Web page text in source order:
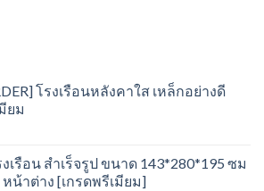
โรงเรือนหลังคาใส เหล็กอย่างดี
ยม
เรือน สำเร็จรูป ขนาด 143*280*195 ซม
หน้าต่าง [เกรดพรีเมียม]